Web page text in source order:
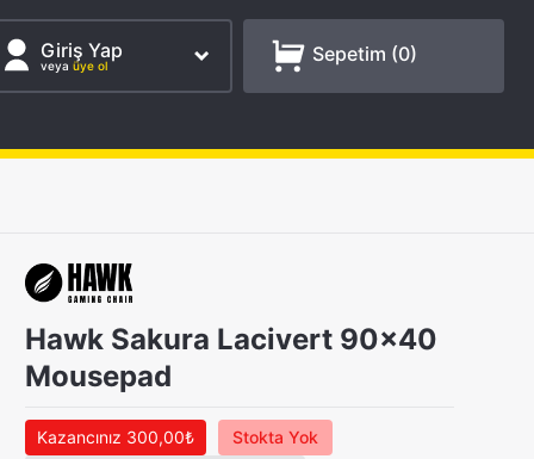
Giriş Yap
veya üye ol Sepetim (0)
Hawk Sakura Lacivert 90x40
Mousepad
Kazancınız 300,00₺
Stokta Yok